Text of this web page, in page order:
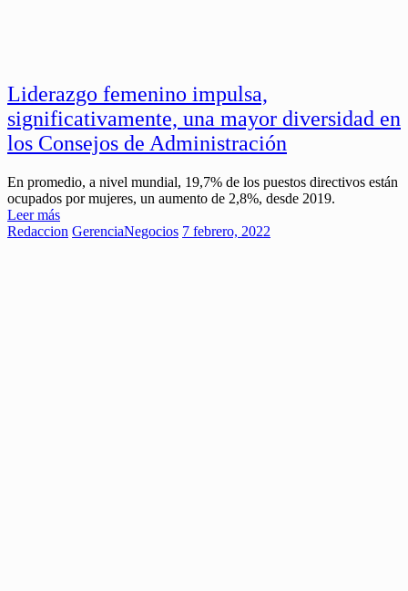
Liderazgo femenino impulsa,
significativamente, una mayor diversidad en
los Consejos de Administración
En promedio, a nivel mundial, 19,7% de los puestos directivos están
ocupados por mujeres, un aumento de 2,8%, desde 2019.
Leer más
Redaccion GerenciaNegocios 7 febrero, 2022